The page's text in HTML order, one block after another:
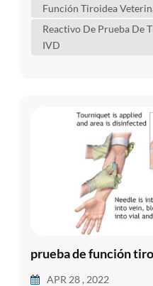
hace la tiroides? para
Función Tiroidea
Reactivo De Prueba De
IVD
prueba de función
APR 28 , 2022